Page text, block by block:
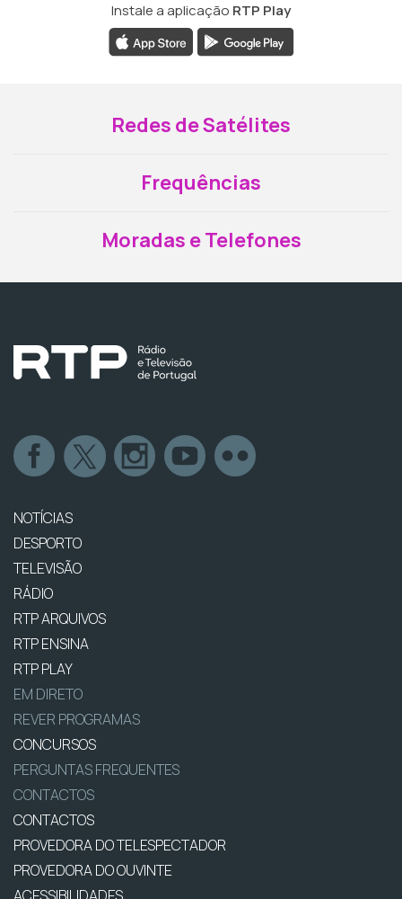
Instale a aplicação RTP Play
Redes de Satélites
Frequências
Moradas e Telefones
NOTÍCIAS
DESPORTO
TELEVISÃO
RÁDIO
RTP ARQUIVOS
RTP ENSINA
RTP PLAY
EM DIRETO
REVER PROGRAMAS
CONCURSOS
PERGUNTAS FREQUENTES
CONTACTOS
CONTACTOS
PROVEDORA DO TELESPECTADOR
PROVEDORA DO OUVINTE